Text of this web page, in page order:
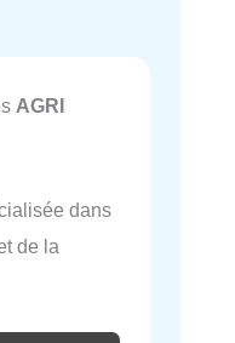
AGRI
dans
de la